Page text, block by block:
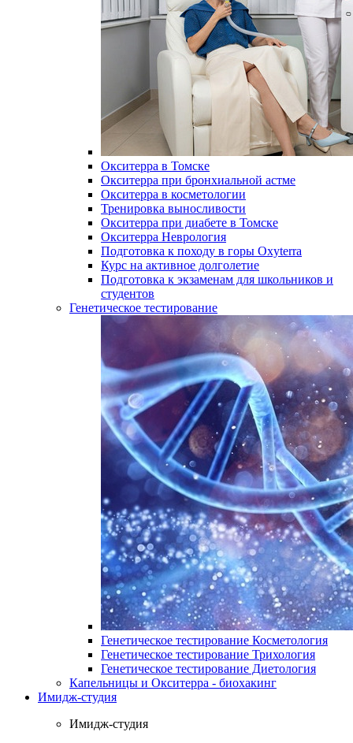
Окситерра в Томске
Окситерра при бронхиальной астме
Окситерра в косметологии
Тренировка выносливости
Окситерра при диабете в Томске
Окситерра Неврология
Подготовка к походу в горы Oxyterra
Курс на активное долголетие
Подготовка к экзаменам для школьников и
студентов
Генетическое тестирование
Генетическое тестирование Косметология
Генетическое тестирование Трихология
Генетическое тестирование Диетология
Капельницы и Окситерра - биохакинг
Имидж-студия
Имидж-студия